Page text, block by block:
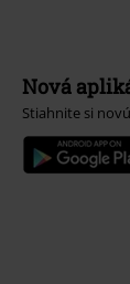
Nová
Stiahnite si